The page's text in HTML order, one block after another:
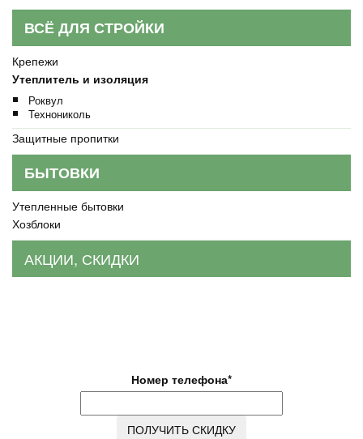
ВСЁ ДЛЯ СТРОЙКИ
Крепежи
Утеплитель и изоляция
Роквул
Технониколь
Защитные пропитки
БЫТОВКИ
Утепленные бытовки
Хозблоки
АКЦИИ, СКИДКИ
Номер телефона*
ПОЛУЧИТЬ СКИДКУ